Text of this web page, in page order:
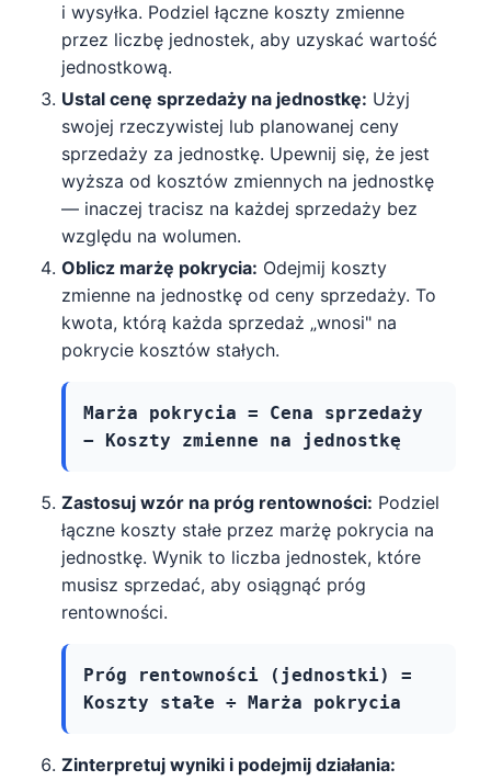
i wysyłka. Podziel łączne koszty zmienne
przez liczbę jednostek, aby uzyskać wartość
jednostkową.
Ustal cenę sprzedaży na jednostkę: Użyj
swojej rzeczywistej lub planowanej ceny
sprzedaży za jednostkę. Upewnij się, że jest
wyższa od kosztów zmiennych na jednostkę
— inaczej tracisz na każdej sprzedaży bez
względu na wolumen.
Oblicz marżę pokrycia: Odejmij koszty
zmienne na jednostkę od ceny sprzedaży. To
kwota, którą każda sprzedaż „wnosi" na
pokrycie kosztów stałych.
Marża pokrycia = Cena sprzedaży
− Koszty zmienne na jednostkę
Zastosuj wzór na próg rentowności: Podziel
łączne koszty stałe przez marżę pokrycia na
jednostkę. Wynik to liczba jednostek, które
musisz sprzedać, aby osiągnąć próg
rentowności.
Próg rentowności (jednostki) =
Koszty stałe ÷ Marża pokrycia
Zinterpretuj wyniki i podejmij działania: